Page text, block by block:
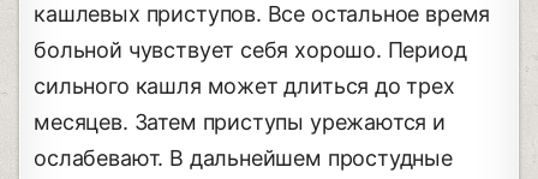
кашлевых приступов. Все остальное время
больной чувствует себя хорошо. Период
сильного кашля может длиться до трех
месяцев. Затем приступы урежаются и
ослабевают. В дальнейшем простудные